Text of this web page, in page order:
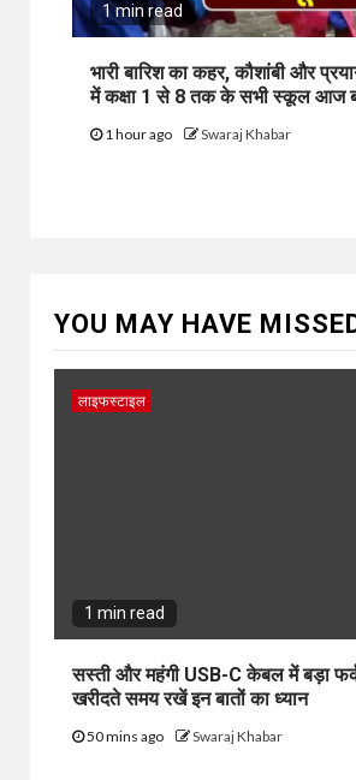
1 min read
भारी बारिश का कहर, कौशांबी और
में कक्षा 1 से 8 तक के सभी स्कूल आज
1 hour ago Swaraj Khabar
YOU MAY HAVE
लाइफस्टाइल
1 min read
सस्ती और महंगी USB-C केबल में बड़ा
खरीदते समय रखें इन बातों का ध्यान
50 mins ago Swaraj Khabar